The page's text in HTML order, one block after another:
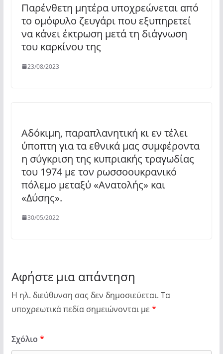
Παρένθετη μητέρα υποχρεώνεται από
το ομόφυλο ζευγάρι που εξυπηρετεί
να κάνει έκτρωση μετά τη διάγνωση
του καρκίνου της
23/08/2023
Αδόκιμη, παραπλανητική κι εν τέλει
ύποπτη για τα εθνικά μας συμφέροντα
η σύγκριση της κυπριακής τραγωδίας
του 1974 με τον ρωσσοουκρανικό
πόλεμο μεταξύ «Ανατολής» και
«Δύσης».
30/05/2022
Αφήστε μια απάντηση
Η ηλ. διεύθυνση σας δεν δημοσιεύεται. Τα
υποχρεωτικά πεδία σημειώνονται με *
Σχόλιο *